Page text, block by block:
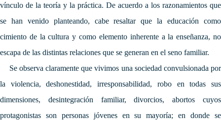
vínculo de la teoría y la práctica. De acuerdo a los razonamientos que
se han venido planteando, cabe resaltar que la educación como
cimiento de la cultura y como elemento inherente a la enseñanza, no
escapa de las distintas relaciones que se generan en el seno familiar.
Se observa claramente que vivimos una sociedad convulsionada por
la violencia, deshonestidad, irresponsabilidad, robo en todas sus
dimensiones, desintegración familiar, divorcios, abortos cuyos
protagonistas son personas jóvenes en su mayoría; en donde se